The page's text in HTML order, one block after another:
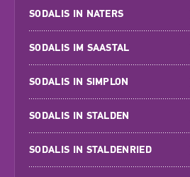
SODALIS IN NATERS
SODALIS IM SAASTAL
SODALIS IN SIMPLON
SODALIS IN STALDEN
SODALIS IN STALDENRIED